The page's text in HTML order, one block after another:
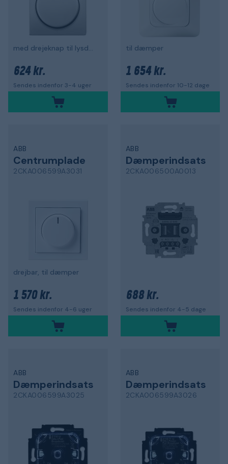
med drejeknap til lysdæmper
624 kr.
Sendes indenfor 3-4 uger
til dæmper
1 654 kr.
Sendes indenfor 10-12 dage
ABB
Centrumplade
2CKA006599A3031
drejbar, til dæmper
1 570 kr.
Sendes indenfor 4-6 uger
ABB
Dæmperindsats
2CKA006500A0013
688 kr.
Sendes indenfor 4-5 dage
ABB
Dæmperindsats
2CKA006599A3025
ABB
Dæmperindsats
2CKA006599A3026